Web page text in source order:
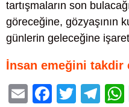
tartışmaların son
göreceğine, gözyaşının
günlerin geleceğine
İnsan emeğini takdir
E
F
T
T